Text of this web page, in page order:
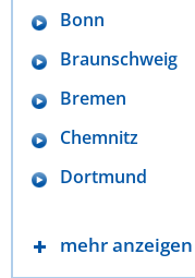
Bonn
Braunschweig
Bremen
Chemnitz
Dortmund
mehr anzeigen